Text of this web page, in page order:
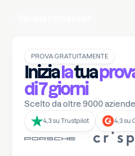
PROVA GRATUITAMENTE
Inizia latua
di 7 giorni
Scelto da oltre 9000 aziende
4,3 su Trustpilot 4,3 su